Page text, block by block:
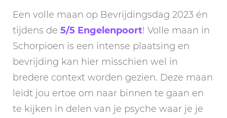
Een volle maan op Bevrijdingsdag 2023 én
tijdens de 5/5 Engelenpoort! Volle maan in
Schorpioen is een intense plaatsing en
bevrijding kan hier misschien wel in
bredere context worden gezien. Deze maan
leidt jou ertoe om naar binnen te gaan en
te kijken in delen van je psyche waar je je